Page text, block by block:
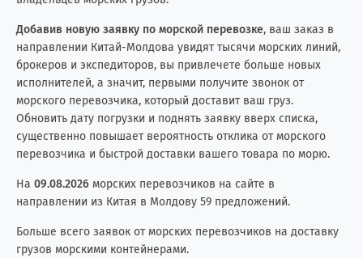
Добавив новую заявку по морской перевозке, ваш заказ в
направлении Китай-Молдова увидят тысячи морских линий,
брокеров и экспедиторов, вы привлечете больше новых
исполнителей, а значит, первыми получите звонок от
морского перевозчика, который доставит ваш груз.
Обновить дату погрузки и поднять заявку вверх списка,
существенно повышает вероятность отклика от морского
перевозчика и быстрой доставки вашего товара по морю.
На 09.08.2026 морских перевозчиков на сайте в
направлении из Китая в Молдову 59 предложений.
Больше всего заявок от морских перевозчиков на доставку
грузов морскими контейнерами.